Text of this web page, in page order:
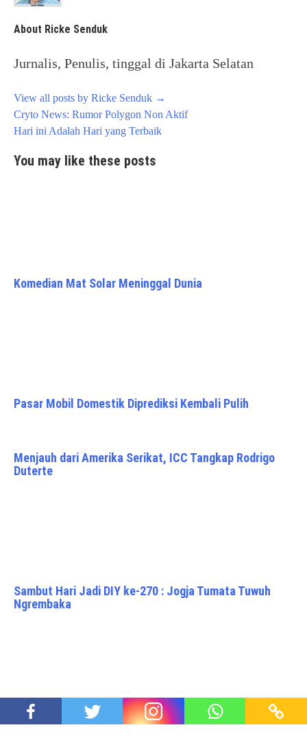
About Ricke Senduk
Jurnalis, Penulis, tinggal di Jakarta Selatan
View all posts by Ricke Senduk →
Post
navigation
Cryto News: Rumor Polygon Non Aktif
Hari ini Adalah Hari yang Terbaik
You may like these posts
Komedian Mat Solar Meninggal Dunia
Pasar Mobil Domestik Diprediksi Kembali Pulih
Menjauh dari Amerika Serikat, ICC Tangkap Rodrigo
Duterte
Sambut Hari Jadi DIY ke-270 : Jogja Tumata Tuwuh
Ngrembaka
Mengantisipasi Serangan Balik Mafia Minyak